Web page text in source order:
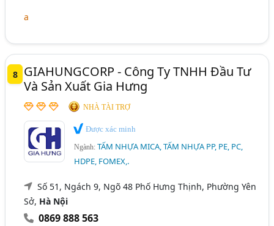
a
8
GIAHUNGCORP - Công Ty TNHH Đầu Tư
Và Sản Xuất Gia Hưng
NHÀ TÀI TRỢ
Được xác minh
Ngành:TẤM NHỰA MICA, TẤM NHỰA PP, PE, PC,
HDPE, FOMEX,.
Số 51, Ngách 9, Ngõ 48 Phố Hưng Thịnh, Phường Yên
Sở, Hà Nội
0869 888 563